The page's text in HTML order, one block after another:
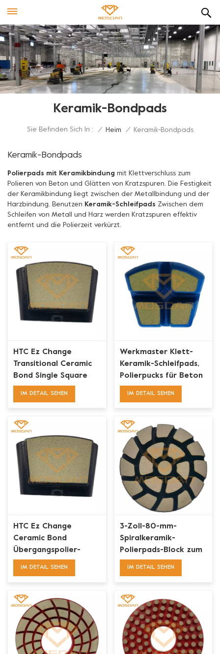
Keramik-Bondpads
Sie Befinden Sich In : / Heim / Keramik-Bondpads
Keramik-Bondpads
Polierpads mit Keramikbindung mit Klettverschluss zum
Polieren von Beton und Glätten von Kratzspuren. Die Festigkeit
der Keramikbindung liegt zwischen der Metallbindung und der
Harzbindung. Benutzen
Keramik-Schleifpads Zwischen dem
Schleifen von Metall und Harz werden Kratzspuren effektiv
entfernt und die Polierzeit verkürzt.
HTC Ez Change
Transitional Ceramic
Bond Single Square
Block Polierpucks
IM DETAIL SEHEN
Werkmaster Klett-
Keramik-Schleifpads,
Polierpucks für Beton
IM DETAIL SEHEN
HTC Ez Change
Ceramic Bond
Übergangspolier-
Pucks-Pads-Block für
IM DETAIL SEHEN
3-Zoll-80-mm-
Spiralkeramik-
Polierpads-Block zum
Übergangspolieren
IM DETAIL SEHEN